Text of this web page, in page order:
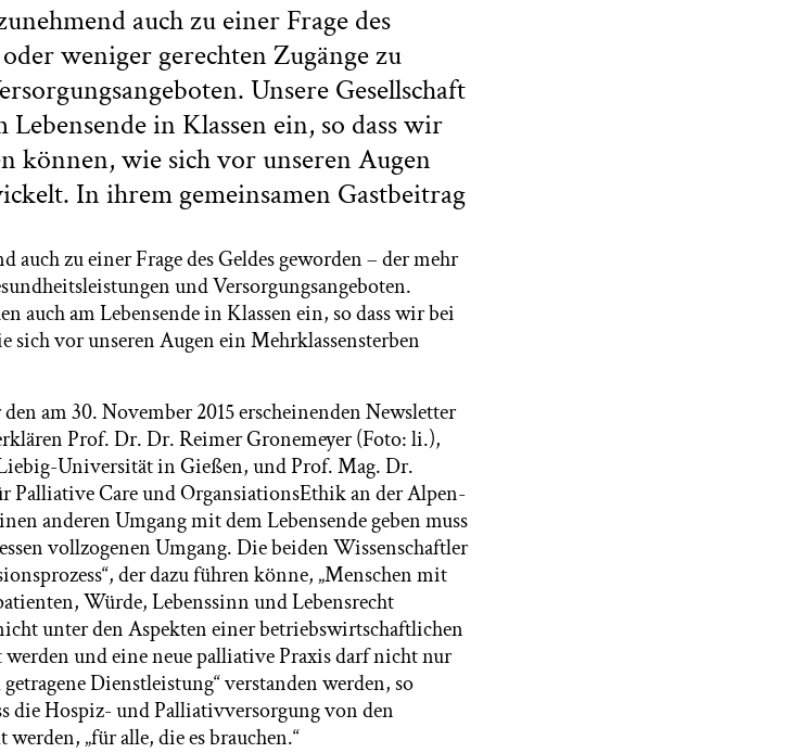
auch zu einer Frage des
weniger gerechten Zugänge zu
Unsere Gesellschaft
in Klassen ein, so dass wir
können, wie sich vor unseren Augen
In ihrem gemeinsamen Gastbeitrag
zu einer Frage des Geldes geworden – der mehr
und Versorgungsangeboten.
auch am Lebensende in Klassen ein, so dass wir bei
sich vor unseren Augen ein Mehrklassensterben
am 30. November 2015 erscheinenden Newsletter
Prof. Dr. Dr. Reimer Gronemeyer (Foto: li.),
Universität in Gießen, und Prof. Mag. Dr.
Palliative Care und OrgansiationsEthik an der Alpen-
anderen Umgang mit dem Lebensende geben muss
vollzogenen Umgang. Die beiden Wissenschaftler
der dazu führen könne, „Menschen mit
Würde, Lebenssinn und Lebensrecht
unter den Aspekten einer betriebswirtschaftlichen
und eine neue palliative Praxis darf nicht nur
Dienstleistung“ verstanden werden, so
die Hospiz- und Palliativversorgung von den
„für alle, die es brauchen.“